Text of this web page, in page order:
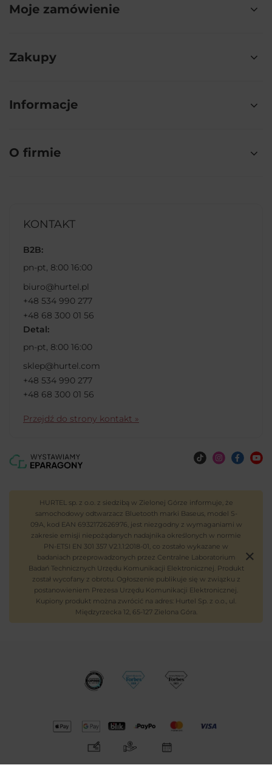
Moje zamówienie
Zakupy
Informacje
O firmie
KONTAKT
B2B:
pn-pt, 8:00 16:00
biuro@hurtel.pl
+48 534 990 277
+48 68 300 01 56
Detal:
pn-pt, 8:00 16:00
sklep@hurtel.com
+48 534 990 277
+48 68 300 01 56
Przejdź do strony kontakt »
HURTEL sp. z o.o. z siedzibą w Zielonej Górze informuje, że
samochodowy odtwarzacz Bluetooth marki Baseus, model S-
09A, kod EAN 6932172626976, jest niezgodny z wymaganiami w
zakresie emisji niepożądanych nadajnika określonych w normie
PN-ETSI EN 301 357 V2.1.1:2018-01, co zostało wykazane w
badaniach przeprowadzonych przez Centralne Laboratorium
Badań Technicznych Urzędu Komunikacji Elektronicznej. Produkt
został wycofany z obrotu. Ogłoszenie publikuje się w związku z
postanowieniem Prezesa Urzędu Komunikacji Elektronicznej.
Kupiony produkt można zwrócić na adres: Hurtel Sp. z o.o., ul.
Międzyrzecka 12, 65-127 Zielona Góra.